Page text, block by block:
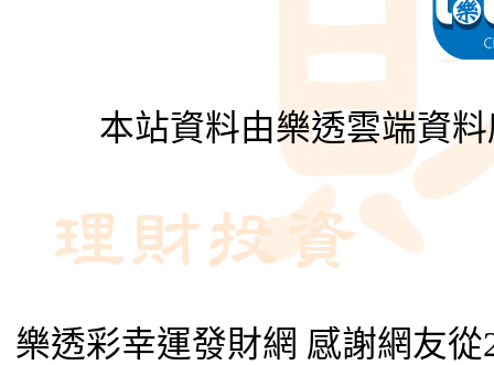
本站資料由樂透雲端資
樂透彩幸運發財網 感謝網友